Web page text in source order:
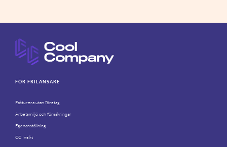
FÖR FRILANSARE
Fakturera utan företag
Arbetsmiljö och försäkringar
Egenanställning
CC Insikt